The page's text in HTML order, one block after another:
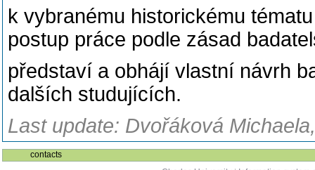
k vybranému historickému
postup práce podle zásad
představí a obhájí vlastní návrh
dalších studujících.
Last update: Dvořáková
contacts